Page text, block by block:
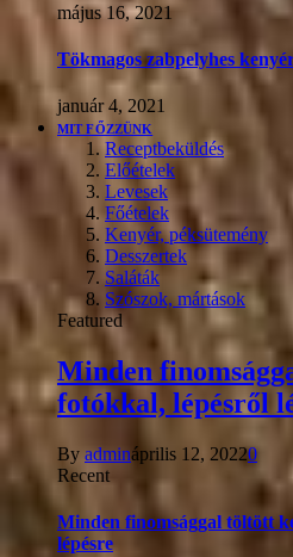
május 16, 2021
Tökmagos zabpelyhes
január 4, 2021
MIT FŐZZÜNK
Receptbeküldés
Előételek
Levesek
Főételek
Kenyér, péksütemény
Desszertek
Saláták
Szószok, mártások
Featured
Minden
fotókkal, lépésről
By admináprilis 12, 20220
Recent
Minden finomsággal töltött
lépésre